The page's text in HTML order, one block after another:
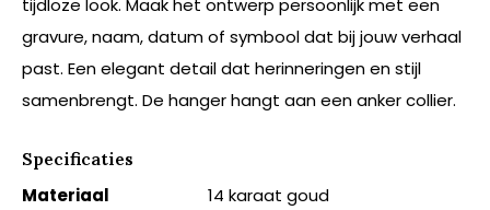
tijdloze look. Maak het ontwerp persoonlijk met een
gravure, naam, datum of symbool dat bij jouw verhaal
past. Een elegant detail dat herinneringen en stijl
samenbrengt. De hanger hangt aan een anker collier.
Specificaties
Materiaal
14 karaat goud